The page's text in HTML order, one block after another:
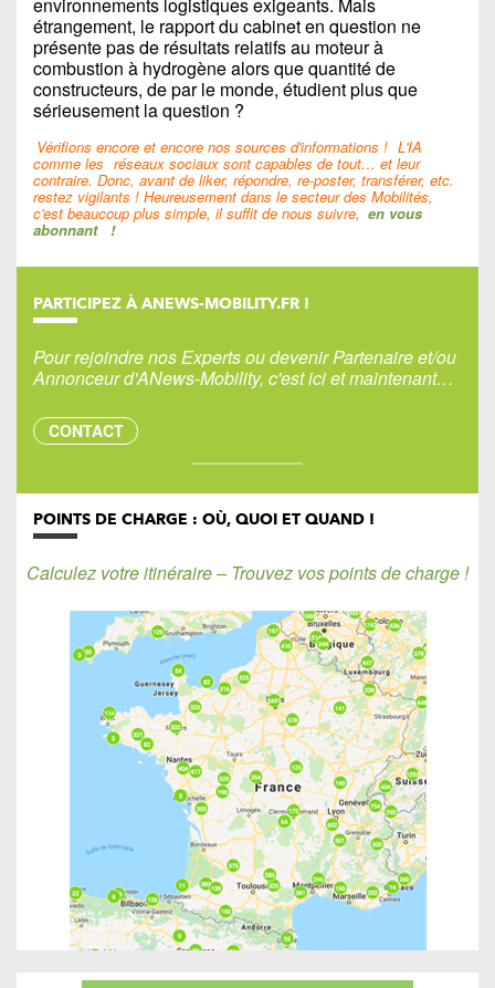
étrangement, le rapport du cabinet en question ne
présente pas de résultats relatifs au moteur à
combustion à hydrogène alors que quantité de
constructeurs, de par le monde, étudient plus que
sérieusement la question ?
Vérifions encore et encore nos sources d'informations ! L'IA
comme les réseaux sociaux sont capables de tout… et leur
contraire. Donc, avant de liker, répondre, re-poster, transférer, etc.
restez vigilants ! Heureusement dans le secteur des Mobilités,
c'est beaucoup plus simple, il suffit de nous suivre, en vous
abonnant !
PARTICIPEZ À ANEWS-MOBILITY.FR !
Pour rejoindre nos Experts ou devenir Partenaire et/ou
Annonceur d'ANews-Mobility, c'est ici et maintenant…
CONTACT
POINTS DE CHARGE : OÙ, QUOI ET QUAND !
Calculez votre itinéraire – Trouvez vos points de charge !